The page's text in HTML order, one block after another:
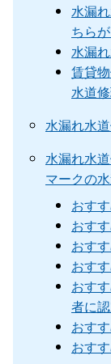
水漏
ちら
水漏
賃貸
水道
水漏れ水
水漏れ水
マークの
おす
おす
おす
おす
おす
者に
おす
おす